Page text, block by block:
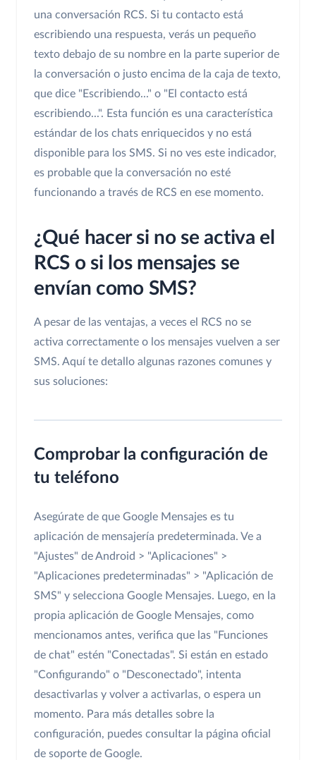
una conversación RCS. Si tu contacto está
escribiendo una respuesta, verás un pequeño
texto debajo de su nombre en la parte superior de
la conversación o justo encima de la caja de texto,
que dice "Escribiendo..." o "El contacto está
escribiendo...". Esta función es una característica
estándar de los chats enriquecidos y no está
disponible para los SMS. Si no ves este indicador,
es probable que la conversación no esté
funcionando a través de RCS en ese momento.
¿Qué hacer si no se activa el
RCS o si los mensajes se
envían como SMS?
A pesar de las ventajas, a veces el RCS no se
activa correctamente o los mensajes vuelven a ser
SMS. Aquí te detallo algunas razones comunes y
sus soluciones:
Comprobar la configuración de
tu teléfono
Asegúrate de que Google Mensajes es tu
aplicación de mensajería predeterminada. Ve a
"Ajustes" de Android > "Aplicaciones" >
"Aplicaciones predeterminadas" > "Aplicación de
SMS" y selecciona Google Mensajes. Luego, en la
propia aplicación de Google Mensajes, como
mencionamos antes, verifica que las "Funciones
de chat" estén "Conectadas". Si están en estado
"Configurando" o "Desconectado", intenta
desactivarlas y volver a activarlas, o espera un
momento. Para más detalles sobre la
configuración, puedes consultar la página oficial
de soporte de Google.